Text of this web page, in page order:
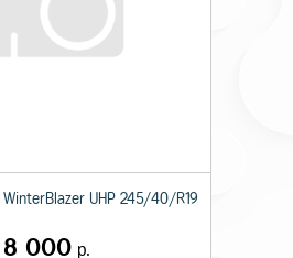
UHP 245/40/R19
8 000р.